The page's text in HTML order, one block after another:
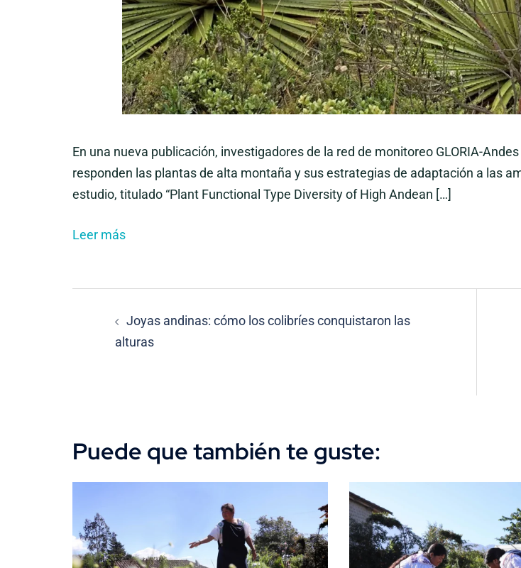
En una nueva publicación, investigadores de la red de monitoreo GLORIA-
responden las plantas de alta montaña y sus estrategias de adaptación a las
estudio, titulado “Plant Functional Type Diversity of High Andean […]
Leer más
Navegación
Joyas andinas: cómo los colibríes conquistaron las
alturas
Puede que también te guste: